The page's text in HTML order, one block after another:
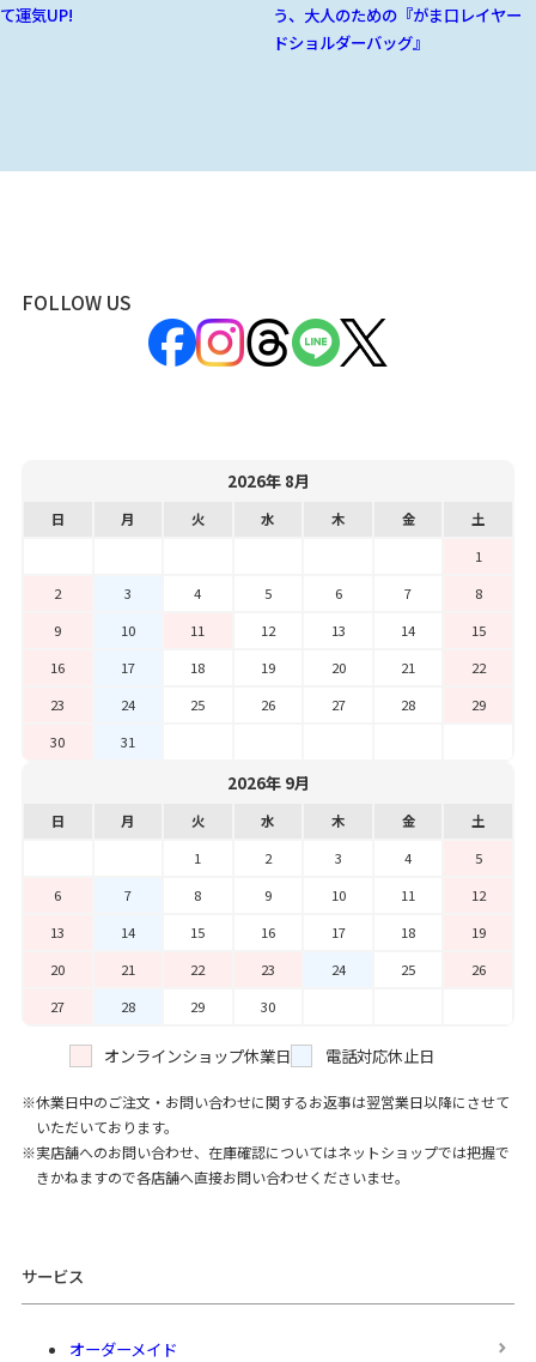
て運気UP!
う、大人のための『がま口レイヤー
ドショルダーバッグ』
FOLLOW US
2026年 8月
日 月 火 水 木 金
土
1
2
3 4 5 6 7
8
9
10 11 12 13 14
15
16
17 18 19 20 21
22
23
24 25 26 27 28
29
30
31
2026年 9月
日 月 火 水 木 金
土
1
2 3 4
5
6
7 8 9 10 11
12
13
14 15 16 17 18
19
20
21 22 23 24 25
26
27
28 29 30
オンラインショップ休業日 電話対応休止日
休業日中のご注文・お問い合わせに関するお返事は翌営業日以降にさせて
いただいております。
実店舗へのお問い合わせ、在庫確認についてはネットショップでは把握で
きかねますので各店舗へ直接お問い合わせくださいませ。
サービス
オーダーメイド